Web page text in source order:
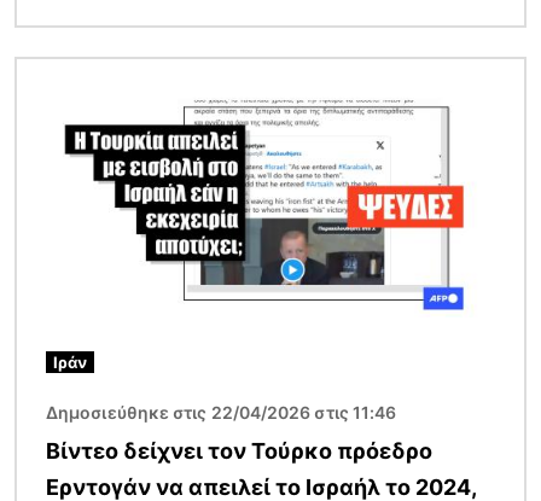
Ιράν
Δημοσιεύθηκε στις 22/04/2026 στις 11:46
Βίντεο δείχνει τον Τούρκο πρόεδρο
Ερντογάν να απειλεί το Ισραήλ το 2024,